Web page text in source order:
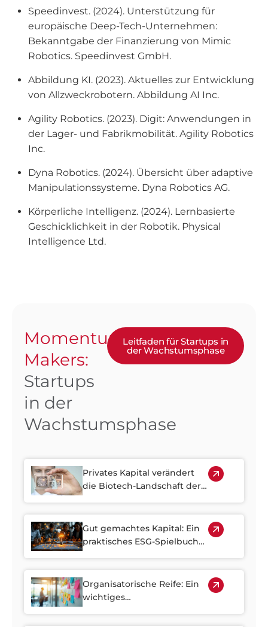
Speedinvest. (2024). Unterstützung für
europäische Deep-Tech-Unternehmen:
Bekanntgabe der Finanzierung von Mimic
Robotics. Speedinvest GmbH.
Abbildung KI. (2023).Aktuelles zur Entwicklung
von Allzweckrobotern. Abbildung AI Inc.
Agility Robotics. (2023). Digit: Anwendungen in
der Lager- und Fabrikmobilität. Agility Robotics
Inc.
Dyna Robotics. (2024). Übersicht über adaptive
Manipulationssysteme. Dyna Robotics AG.
Körperliche Intelligenz. (2024). Lernbasierte
Geschicklichkeit in der Robotik. Physical
Intelligence Ltd.
Momentum
Makers:
Startups
in der
Wachstumsphase
Leitfaden für Startups in
der Wachstumsphase
Privates Kapital verändert
die Biotech-Landschaft der
Gut gemachtes Kapital: Ein
praktisches ESG-Spielbuch
Schweiz
Organisatorische Reife: Ein
wichtiges
Schweizer Wachstums-